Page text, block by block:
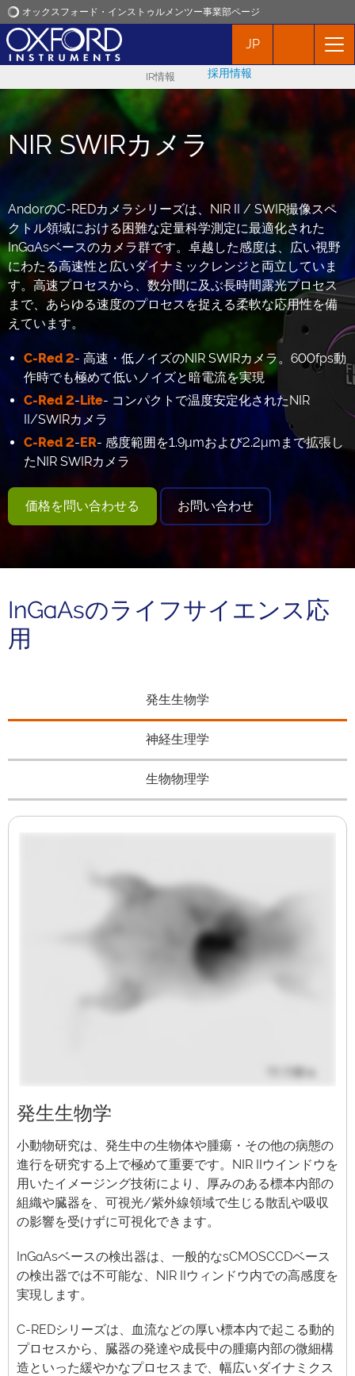
オックスフォード・インストゥルメンツー事業部ページ
オックスフォード・インストゥルメンツ
アプリケーション
プロダクト
イベント
お問い合わせ
JP
IR情報 採用情報
NIR SWIRカメラ
AndorのC-REDカメラシリーズは、NIR II / SWIR撮像スペ
クトル領域における困難な定量科学測定に最適化された
InGaAsベースのカメラ群です。卓越した感度は、広い視野
にわたる高速性と広いダイナミックレンジと両立していま
す。高速プロセスから、数分間に及ぶ長時間露光プロセス
まで、あらゆる速度のプロセスを捉える柔軟な応用性を備
えています。
C-Red 2- 高速・低ノイズのNIR SWIRカメラ。600fps動
作時でも極めて低いノイズと暗電流を実現
C-Red 2-Lite- コンパクトで温度安定化されたNIR
II/SWIRカメラ
C-Red 2-ER- 感度範囲を1.9μmおよび2.2μmまで拡張し
たNIR SWIRカメラ
価格を問い合わせる お問い合わせ
InGaAsのライフサイエンス応
用
発生生物学
神経生理学
生物物理学
発生生物学
小動物研究は、発生中の生物体や腫瘍・その他の病態の
進行を研究する上で極めて重要です。NIR IIウインドウを
用いたイメージング技術により、厚みのある標本内部の
組織や臓器を、可視光/紫外線領域で生じる散乱や吸収
の影響を受けずに可視化できます。
InGaAsベースの検出器は、一般的なsCMOSCCDベース
の検出器では不可能な、NIR IIウィンドウ内での高感度を
実現します。
C-REDシリーズは、血流などの厚い標本内で起こる動的
プロセスから、臓器の発達や成長中の腫瘍内部の微細構
造といった緩やかなプロセスまで、幅広いダイナミクス